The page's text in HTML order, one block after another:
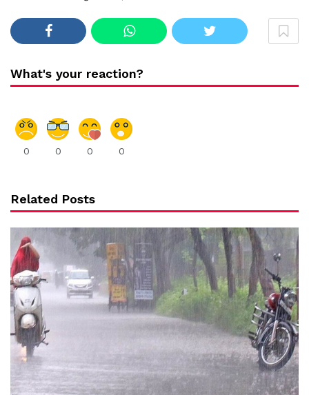
What's your reaction?
0 0 0 0
Related Posts